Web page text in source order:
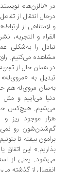
«بالزن‌ها» نویسنده با
انتقال از تفاعل
از ارتباط‌های
را به‌شکلی
می‌کنیم. راوی‌ای
همان حال از تجربه خود
به «مروی‌له» خود
مروی‌له هم حضور
می‌آییم و مثل یه
هیچ‌کس حتی
موجود ریز و
رو نمی‌فهمه.
بیفته تا بتونیم
این اتفاق یا
یعنی از استمرار